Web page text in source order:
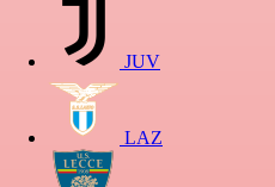
JUV
LAZ